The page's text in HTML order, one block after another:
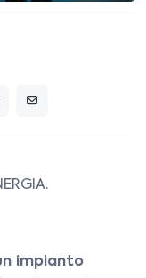
impianto